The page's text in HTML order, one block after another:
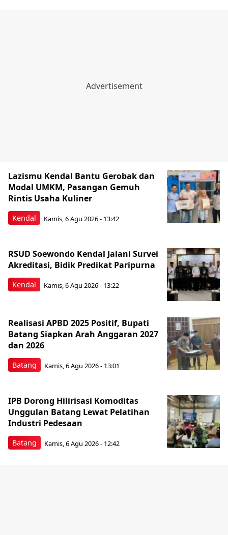
Kendal
Lazismu Kendal Bantu Gerobak dan
Modal UMKM, Pasangan Gemuh
Rintis Usaha Kuliner
Kamis, 6 Agu 2026 - 13:42
Kendal
RSUD Soewondo Kendal Jalani Survei
Akreditasi, Bidik Predikat Paripurna
Kamis, 6 Agu 2026 - 13:22
Batang
Realisasi APBD 2025 Positif, Bupati
Batang Siapkan Arah Anggaran 2027
dan 2026
Kamis, 6 Agu 2026 - 13:01
Batang
IPB Dorong Hilirisasi Komoditas
Unggulan Batang Lewat Pelatihan
Industri Pedesaan
Kamis, 6 Agu 2026 - 12:42